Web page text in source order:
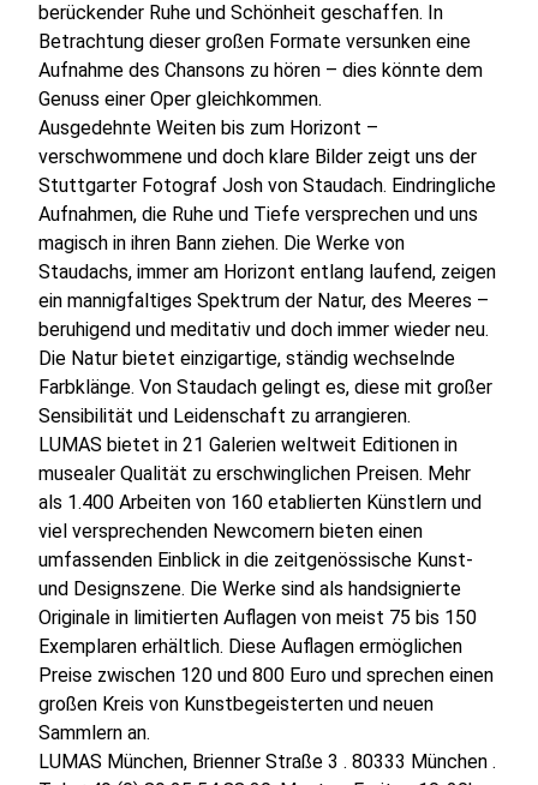
berückender Ruhe und Schönheit geschaffen. In
Betrachtung dieser großen Formate versunken eine
Aufnahme des Chansons zu hören – dies könnte dem
Genuss einer Oper gleichkommen.
Ausgedehnte Weiten bis zum Horizont –
verschwommene und doch klare Bilder zeigt uns der
Stuttgarter Fotograf Josh von Staudach. Eindringliche
Aufnahmen, die Ruhe und Tiefe versprechen und uns
magisch in ihren Bann ziehen. Die Werke von
Staudachs, immer am Horizont entlang laufend, zeigen
ein mannigfaltiges Spektrum der Natur, des Meeres –
beruhigend und meditativ und doch immer wieder neu.
Die Natur bietet einzigartige, ständig wechselnde
Farbklänge. Von Staudach gelingt es, diese mit großer
Sensibilität und Leidenschaft zu arrangieren.
LUMAS bietet in 21 Galerien weltweit Editionen in
musealer Qualität zu erschwinglichen Preisen. Mehr
als 1.400 Arbeiten von 160 etablierten Künstlern und
viel versprechenden Newcomern bieten einen
umfassenden Einblick in die zeitgenössische Kunst-
und Designszene. Die Werke sind als handsignierte
Originale in limitierten Auflagen von meist 75 bis 150
Exemplaren erhältlich. Diese Auflagen ermöglichen
Preise zwischen 120 und 800 Euro und sprechen einen
großen Kreis von Kunstbegeisterten und neuen
Sammlern an.
LUMAS München, Brienner Straße 3 . 80333 München .